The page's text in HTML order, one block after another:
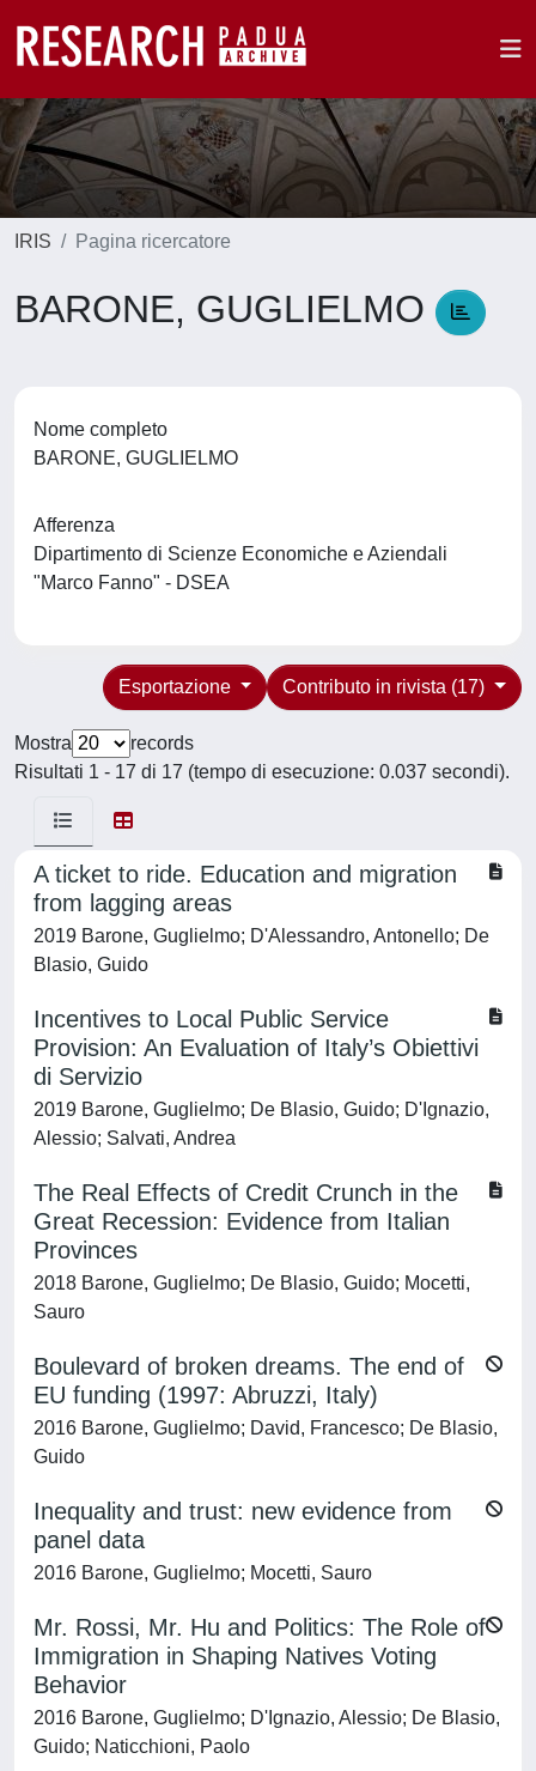
IRIS Pagina ricercatore
BARONE, GUGLIELMO
Nome completo
BARONE, GUGLIELMO
Afferenza
Dipartimento di Scienze Economiche e Aziendali
"Marco Fanno" - DSEA
Contributo in rivista (17)
Esportazione
Mostra
records
Risultati 1 - 17 di 17 (tempo di esecuzione: 0.037 secondi).
A ticket to ride. Education and migration
from lagging areas
2019 Barone, Guglielmo; D'Alessandro, Antonello; De
Blasio, Guido
Incentives to Local Public Service
Provision: An Evaluation of Italy’s Obiettivi
di Servizio
2019 Barone, Guglielmo; De Blasio, Guido; D'Ignazio,
Alessio; Salvati, Andrea
The Real Effects of Credit Crunch in the
Great Recession: Evidence from Italian
Provinces
2018 Barone, Guglielmo; De Blasio, Guido; Mocetti,
Sauro
Boulevard of broken dreams. The end of
EU funding (1997: Abruzzi, Italy)
2016 Barone, Guglielmo; David, Francesco; De Blasio,
Guido
Inequality and trust: new evidence from
panel data
2016 Barone, Guglielmo; Mocetti, Sauro
Mr. Rossi, Mr. Hu and Politics: The Role of
Immigration in Shaping Natives Voting
Behavior
2016 Barone, Guglielmo; D'Ignazio, Alessio; De Blasio,
Guido; Naticchioni, Paolo